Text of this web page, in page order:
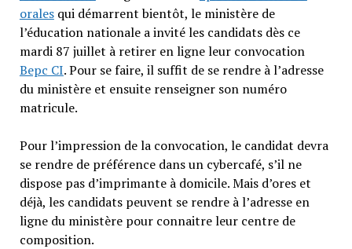
oralesqui démarrent bientôt, le ministère de
l’éducation nationale a invité les candidats dès ce
mardi 87 juillet à retirer en ligne leur convocation
Bepc CI. Pour se faire, il suffit de se rendre à l’adresse
du ministère et ensuite renseigner son numéro
matricule.
Pour l’impression de la convocation, le candidat devra
se rendre de préférence dans un cybercafé, s’il ne
dispose pas d’imprimante à domicile. Mais d’ores et
déjà, les candidats peuvent se rendre à l’adresse en
ligne du ministère pour connaitre leur centre de
composition.